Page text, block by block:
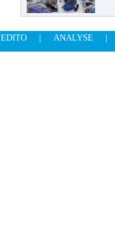
EDITO | ANALYSE
|